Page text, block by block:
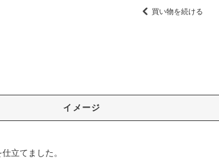
買い物を続ける
イメージ
立てました。